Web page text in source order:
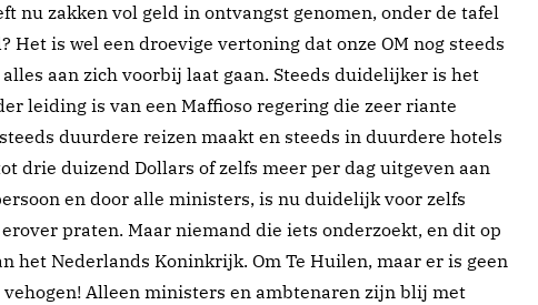
nu zakken vol geld in ontvangst genomen, onder de tafel
Het is wel een droevige vertoning dat onze OM nog steeds
aan zich voorbij laat gaan. Steeds duidelijker is het
leiding is van een Maffioso regering die zeer riante
duurdere reizen maakt en steeds in duurdere hotels
drie duizend Dollars of zelfs meer per dag uitgeven aan
en door alle ministers, is nu duidelijk voor zelfs
praten. Maar niemand die iets onderzoekt, en dit op
het Nederlands Koninkrijk. Om Te Huilen, maar er is geen
vehogen! Alleen ministers en ambtenaren zijn blij met